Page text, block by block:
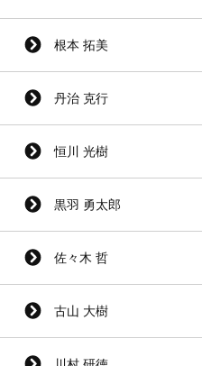
根本 拓美
丹治 克行
恒川 光樹
黒羽 勇太郎
佐々木 哲
古山 大樹